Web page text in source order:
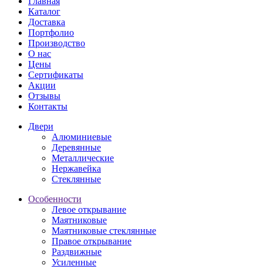
Каталог
Доставка
Портфолио
Производство
О нас
Цены
Сертификаты
Акции
Отзывы
Контакты
Двери
Алюминиевые
Деревянные
Металлические
Нержавейка
Стеклянные
Особенности
Левое открывание
Маятниковые
Маятниковые стеклянные
Правое открывание
Раздвижные
Усиленные